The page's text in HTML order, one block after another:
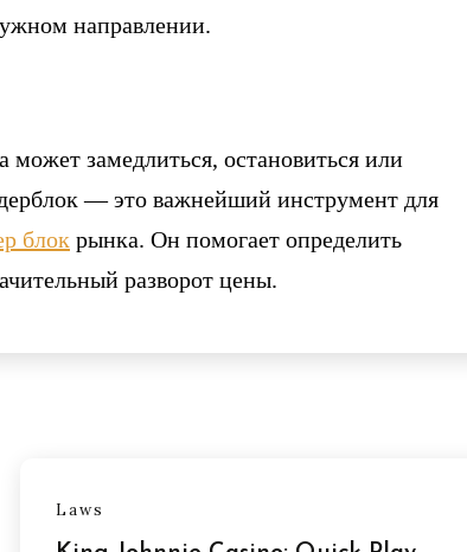
направлении.
может замедлиться, остановиться или
— это важнейший инструмент для
блок рынка. Он помогает определить
разворот цены.
Laws